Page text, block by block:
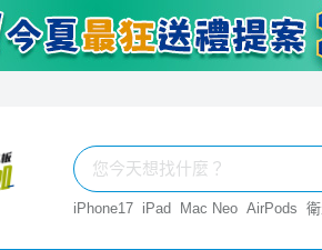
iPhone17 iPad Mac Neo AirPods